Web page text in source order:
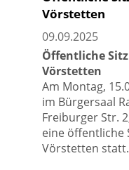
Vörstetten
09.09.2025
Öffentliche
Vörstetten
Am Montag,
im Bürgersaal
Freiburger Str.
eine öffentliche
Vörstetten statt.